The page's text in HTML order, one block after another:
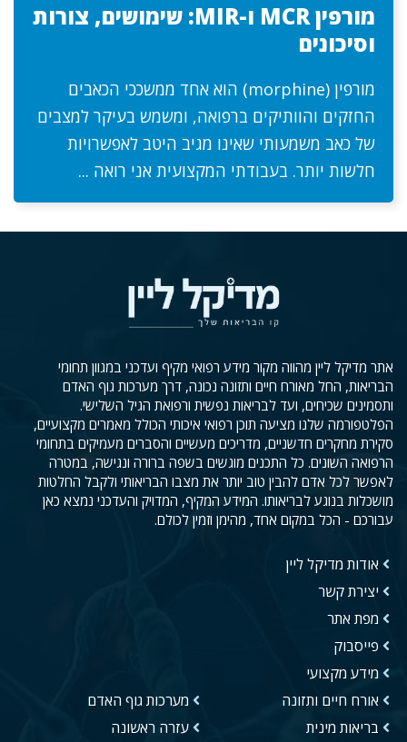
מורפין MCR ו-MIR: שימושים, צורות
וסיכונים
מורפין (morphine) הוא אחד ממשככי הכאבים
החזקים והוותיקים ברפואה, ומשמש בעיקר למצבים
של כאב משמעותי שאינו מגיב היטב לאפשרויות
חלשות יותר. בעבודתי המקצועית אני רואה ...
אתר מדיקל ליין מהווה מקור מידע רפואי מקיף ועדכני במגוון תחומי
הבריאות, החל מאורח חיים ותזונה נכונה, דרך מערכות גוף האדם
ותסמינים שכיחים, ועד לבריאות נפשית ורפואת הגיל השלישי.
הפלטפורמה שלנו מציעה תוכן רפואי איכותי הכולל מאמרים מקצועיים,
סקירת מחקרים חדשניים, מדריכים מעשיים והסברים מעמיקים בתחומי
הרפואה השונים. כל התכנים מוגשים בשפה ברורה ונגישה, במטרה
לאפשר לכל אדם להבין טוב יותר את מצבו הבריאותי ולקבל החלטות
מושכלות בנוגע לבריאותו. המידע המקיף, המדויק והעדכני נמצא כאן
עבורכם - הכל במקום אחד, מהימן וזמין לכולם.
אודות מדיקל ליין
יצירת קשר
מפת אתר
פייסבוק
מידע מקצועי
אורח חיים ותזונה
בריאות מינית
מערכות גוף האדם
עזרה ראשונה